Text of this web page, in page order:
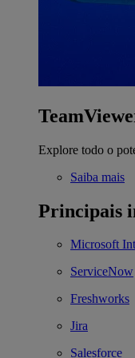
Explore todo o
Saiba mais
Principais
Microsoft
ServiceNow
Freshworks
Jira
Salesforce